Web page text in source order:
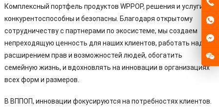
Комплексный портфель продуктов WPPOP, решения и услуги
конкурентоспособны и безопасны. Благодаря открытому
сотрудничеству с партнерами по экосистеме, мы создаем
непреходящую ценность для наших клиентов, работать над
расширением прав и возможностей людей, обогатить
семейную жизнь, и вдохновлять на инновации в организациях
всех форм и размеров.
В ВППОП, инновации фокусируются на потребностях клиентов.